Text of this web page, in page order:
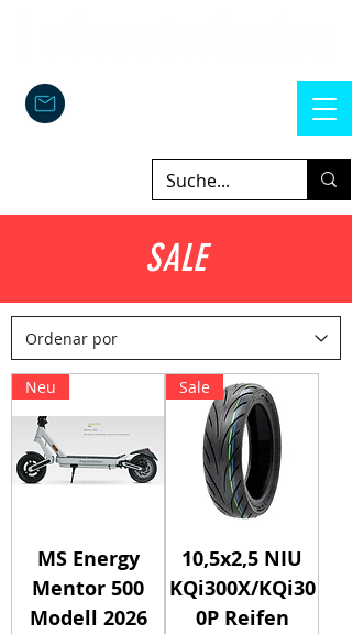
SALE
Neu
MS Energy
Mentor 500
Modell 2026
Sale
10,5x2,5 NIU
KQi300X/KQi30
0P Reifen